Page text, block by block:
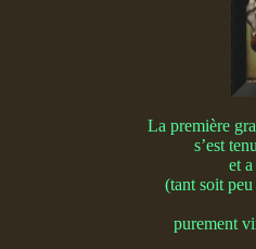
La première
s’est
et
(tant soit
purement